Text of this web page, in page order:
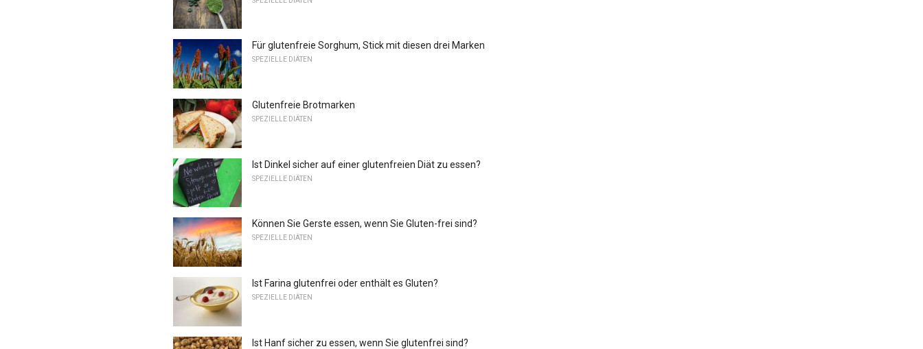
Für glutenfreie Sorghum, Stick mit diesen drei Marken
SPEZIELLE DIÄTEN
Glutenfreie Brotmarken
SPEZIELLE DIÄTEN
Ist Dinkel sicher auf einer glutenfreien Diät zu essen?
SPEZIELLE DIÄTEN
Können Sie Gerste essen, wenn Sie Gluten-frei sind?
SPEZIELLE DIÄTEN
Ist Farina glutenfrei oder enthält es Gluten?
SPEZIELLE DIÄTEN
Ist Hanf sicher zu essen, wenn Sie glutenfrei sind?